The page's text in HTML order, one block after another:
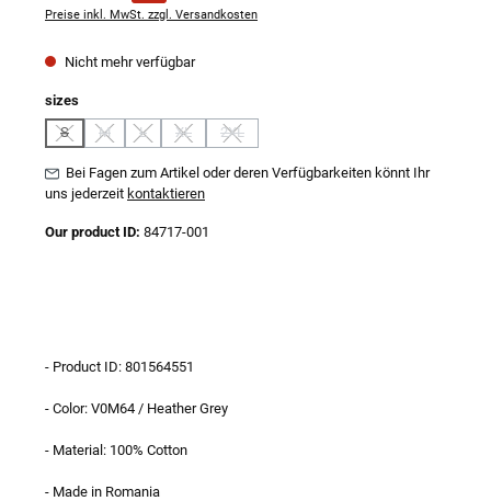
Preise inkl. MwSt. zzgl. Versandkosten
Nicht mehr verfügbar
sizesauswählen
S
(Diese Option ist zurzeit nicht verfügbar.)
M
(Diese Option ist zurzeit nicht verfügbar.)
L
(Diese Option ist zurzeit nicht verfügbar.)
XL
(Diese Option ist zurzeit nicht verfügbar.)
2XL
(Diese Option ist zurzeit nicht verfügbar.)
Bei Fagen zum Artikel oder deren Verfügbarkeiten könnt Ihr
uns jederzeit kontaktieren
Our product ID: 84717-001
- Product ID: 801564551
- Color: V0M64 / Heather Grey
- Material: 100% Cotton
- Made in Romania